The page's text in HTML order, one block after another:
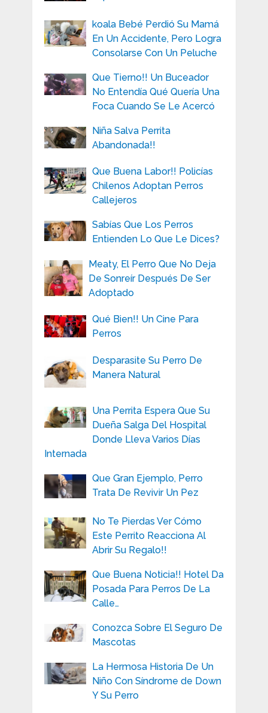
koala Bebé Perdió Su Mamá
En Un Accidente, Pero Logra
Consolarse Con Un Peluche
Que Tierno!! Un Buceador
No Entendía Qué Quería Una
Foca Cuando Se Le Acercó
Niña Salva Perrita
Abandonada!!
Que Buena Labor!! Policías
Chilenos Adoptan Perros
Callejeros
Sabías Que Los Perros
Entienden Lo Que Le Dices?
Meaty, El Perro Que No Deja
De Sonreír Después De Ser
Adoptado
Qué Bien!! Un Cine Para
Perros
Desparasite Su Perro De
Manera Natural
Una Perrita Espera Que Su
Dueña Salga Del Hospital
Donde Lleva Varios Días
Internada
Que Gran Ejemplo, Perro
Trata De Revivir Un Pez
No Te Pierdas Ver Cómo
Este Perrito Reacciona Al
Abrir Su Regalo!!
Que Buena Noticia!! Hotel Da
Posada Para Perros De La
Calle…
Conozca Sobre El Seguro De
Mascotas
La Hermosa Historia De Un
Niño Con Síndrome de Down
Y Su Perro